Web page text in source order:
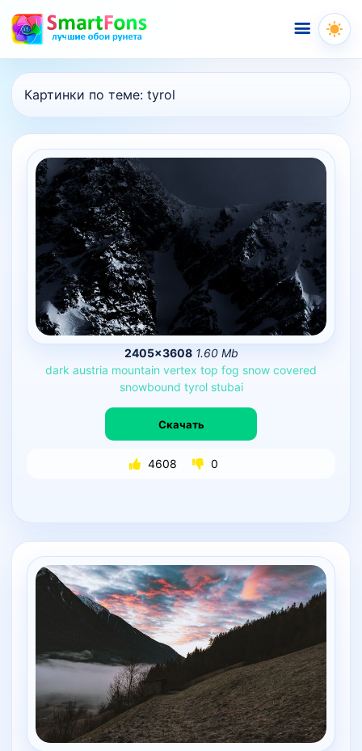
Меню
Картинки по теме: tyrol
2405×3608 1.60 Mb
dark austria mountain vertex top fog snow covered
snowbound tyrol stubai
Скачать
4608 0